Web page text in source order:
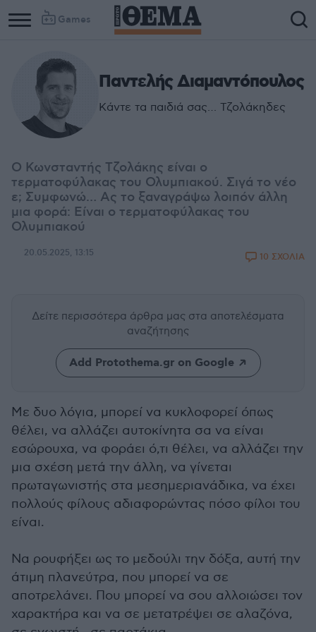
Games
Παντελής Διαμαντόπουλος
Κάντε τα παιδιά σας… Τζολάκηδες
Ο Κωνσταντής Τζολάκης είναι ο
τερματοφύλακας του Ολυμπιακού. Σιγά το νέο
ε; Συμφωνώ… Ας το ξαναγράψω λοιπόν άλλη
μια φορά: Είναι ο τερματοφύλακας του
Ολυμπιακού
20.05.2025, 13:15 10 ΣΧΟΛΙΑ
Δείτε περισσότερα άρθρα μας στα αποτελέσματα
αναζήτησης
Add Protothema.gr on Google
Με δυο λόγια, μπορεί να κυκλοφορεί όπως
θέλει, να αλλάζει αυτοκίνητα σα να είναι
εσώρουχα, να φοράει ό,τι θέλει, να αλλάζει την
μια σχέση μετά την άλλη, να γίνεται
πρωταγωνιστής στα μεσημεριανάδικα, να έχει
πολλούς φίλους αδιαφορώντας πόσο φίλοι του
είναι.
Να ρουφήξει ως το μεδούλι την δόξα, αυτή την
άτιμη πλανεύτρα, που μπορεί να σε
αποτρελάνει. Που μπορεί να σου αλλοιώσει τον
χαρακτήρα και να σε μετατρέψει σε αλαζόνα,